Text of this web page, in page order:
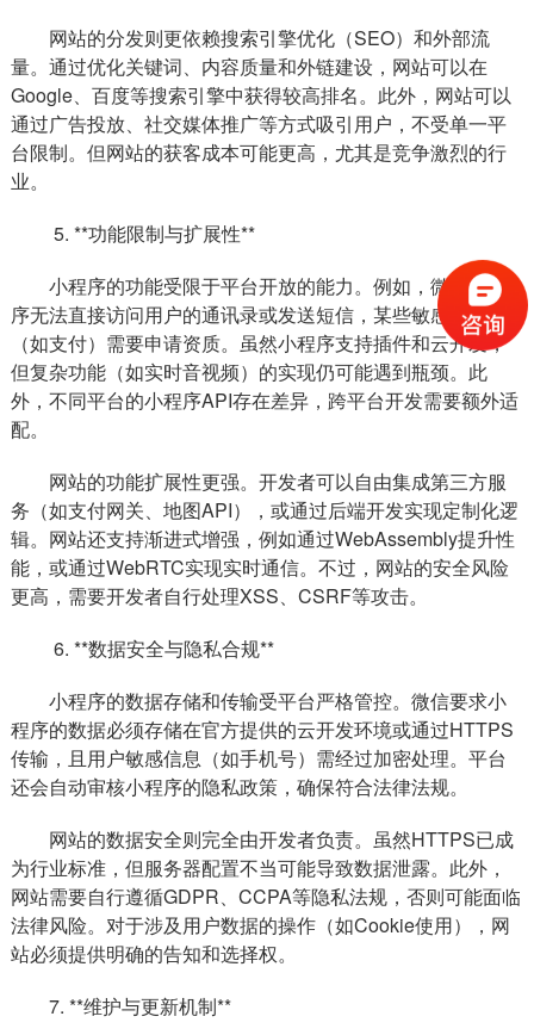
网站的分发则更依赖搜索引擎优化（SEO）和外部流
量。通过优化关键词、内容质量和外链建设，网站可以在
Google、百度等搜索引擎中获得较高排名。此外，网站可以
通过广告投放、社交媒体推广等方式吸引用户，不受单一平
台限制。但网站的获客成本可能更高，尤其是竞争激烈的行
业。
5. **功能限制与扩展性**
小程序的功能受限于平台开放的能力。例如，微信小程
序无法直接访问用户的通讯录或发送短信，某些敏感接口
（如支付）需要申请资质。虽然小程序支持插件和云开发，
但复杂功能（如实时音视频）的实现仍可能遇到瓶颈。此
外，不同平台的小程序API存在差异，跨平台开发需要额外适
配。
网站的功能扩展性更强。开发者可以自由集成第三方服
务（如支付网关、地图API），或通过后端开发实现定制化逻
辑。网站还支持渐进式增强，例如通过WebAssembly提升性
能，或通过WebRTC实现实时通信。不过，网站的安全风险
更高，需要开发者自行处理XSS、CSRF等攻击。
6. **数据安全与隐私合规**
小程序的数据存储和传输受平台严格管控。微信要求小
程序的数据必须存储在官方提供的云开发环境或通过HTTPS
传输，且用户敏感信息（如手机号）需经过加密处理。平台
还会自动审核小程序的隐私政策，确保符合法律法规。
网站的数据安全则完全由开发者负责。虽然HTTPS已成
为行业标准，但服务器配置不当可能导致数据泄露。此外，
网站需要自行遵循GDPR、CCPA等隐私法规，否则可能面临
法律风险。对于涉及用户数据的操作（如Cookie使用），网
站必须提供明确的告知和选择权。
7. **维护与更新机制**